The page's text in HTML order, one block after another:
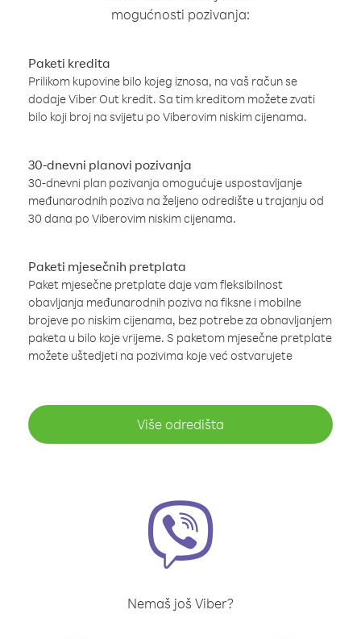
mogućnosti pozivanja:
Paketi kredita
Prilikom kupovine bilo kojeg iznosa, na vaš račun se
dodaje Viber Out kredit. Sa tim kreditom možete zvati
bilo koji broj na svijetu po Viberovim niskim cijenama.
30-dnevni planovi pozivanja
30-dnevni plan pozivanja omogućuje uspostavljanje
međunarodnih poziva na željeno odredište u trajanju od
30 dana po Viberovim niskim cijenama.
Paketi mjesečnih pretplata
Paket mjesečne pretplate daje vam fleksibilnost
obavljanja međunarodnih poziva na fiksne i mobilne
brojeve po niskim cijenama, bez potrebe za obnavljanjem
paketa u bilo koje vrijeme. S paketom mjesečne pretplate
možete uštedjeti na pozivima koje već ostvarujete
Više odredišta
Nemaš još Viber?